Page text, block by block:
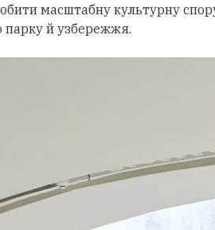
масштабну культурну
парку й узбережжя.